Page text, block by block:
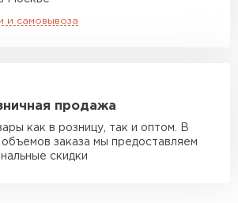
8 м
13,5 м
С ДОСТАВКОЙ
и самовывоза
продажа
как в розницу, так и оптом. В
заказа мы предоставляем
скидки